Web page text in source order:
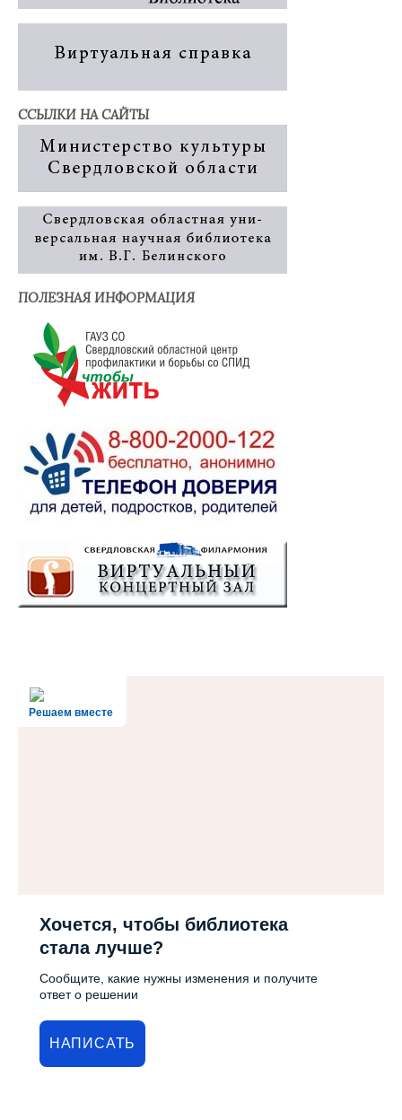
ССЫЛКИ НА САЙТЫ
ПОЛЕЗНАЯ ИНФОРМАЦИЯ
Решаем вместе
Хочется, чтобы библиотека
стала лучше?
Сообщите, какие нужны изменения и получите
ответ о решении
НАПИСАТЬ